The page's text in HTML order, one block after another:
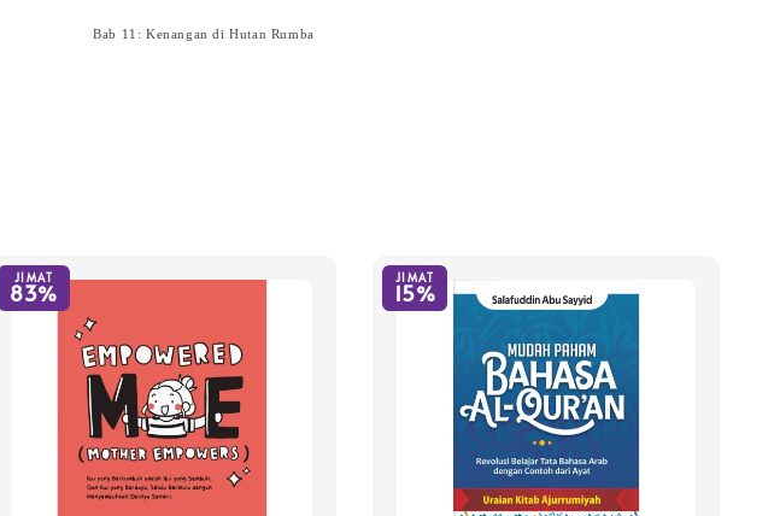
Bab 11: Kenangan di Hutan Rumba
JIMAT
83%
JIMAT
15%